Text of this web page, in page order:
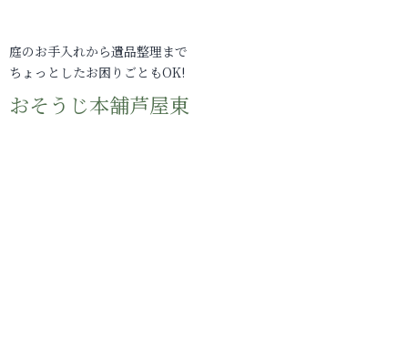
庭のお手入れから遺品整理まで
ちょっとしたお困りごともOK!
おそうじ本舗芦屋東